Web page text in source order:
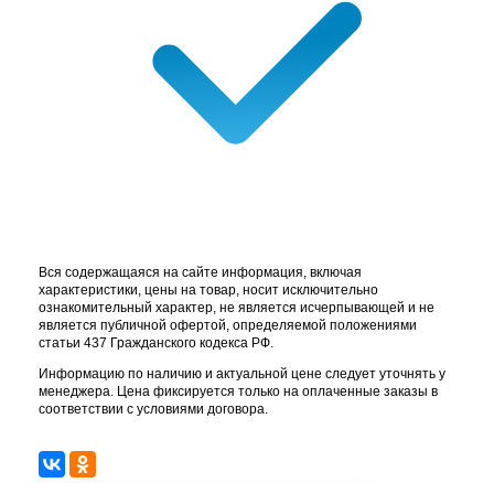
Вся содержащаяся на сайте информация, включая
характеристики, цены на товар, носит исключительно
ознакомительный характер, не является исчерпывающей и не
является публичной офертой, определяемой положениями
статьи 437 Гражданского кодекса РФ.
Информацию по наличию и актуальной цене следует уточнять у
менеджера. Цена фиксируется только на оплаченные заказы в
соответствии с условиями договора.